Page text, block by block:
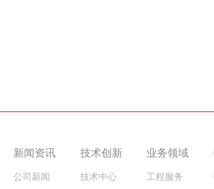
新闻资讯
公司新闻
技术创新
技术中心
业务领域
工程服务